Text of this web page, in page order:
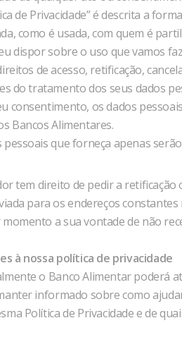
de Privacidade” é descrita a
como é usada, com quem é
dispor sobre o uso que vamos
de acesso, retificação,
do tratamento dos seus dados
consentimento, os dados
Bancos Alimentares.
pessoais que forneça apenas
tem direito de pedir a
para os endereços
a sua vontade de não
à nossa política de privacidade
o Banco Alimentar poderá
informado sobre como
Política de Privacidade e de